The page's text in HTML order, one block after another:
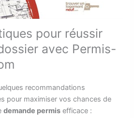
pour réussir
avec Permis-
recommandations
pour maximiser vos chances de
demande permis efficace :